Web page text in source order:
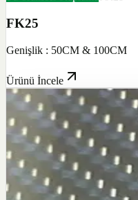
FK25
Genişlik : 50CM & 100CM
Ürünü İncele